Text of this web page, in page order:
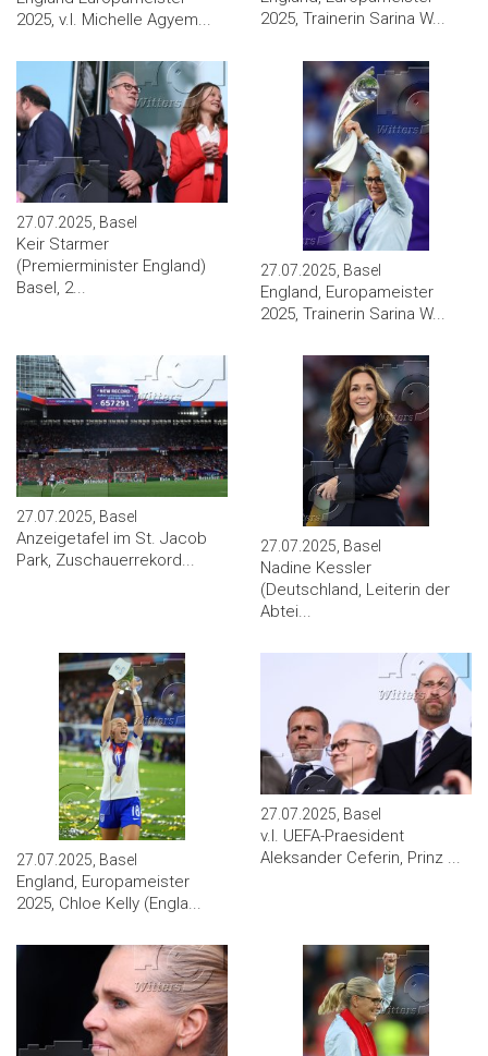
2025, v.l. Michelle Agyem...
2025, Trainerin Sarina W...
27.07.2025, Basel
Keir Starmer
(Premierminister England)
Basel, 2...
27.07.2025, Basel
England, Europameister
2025, Trainerin Sarina W...
27.07.2025, Basel
Anzeigetafel im St. Jacob
Park, Zuschauerrekord...
27.07.2025, Basel
Nadine Kessler
(Deutschland, Leiterin der
Abtei...
27.07.2025, Basel
England, Europameister
2025, Chloe Kelly (Engla...
27.07.2025, Basel
v.l. UEFA-Praesident
Aleksander Ceferin, Prinz ...